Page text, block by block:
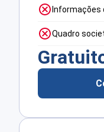
Informações
Quadro